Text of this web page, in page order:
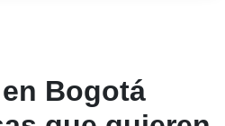
Bogotá